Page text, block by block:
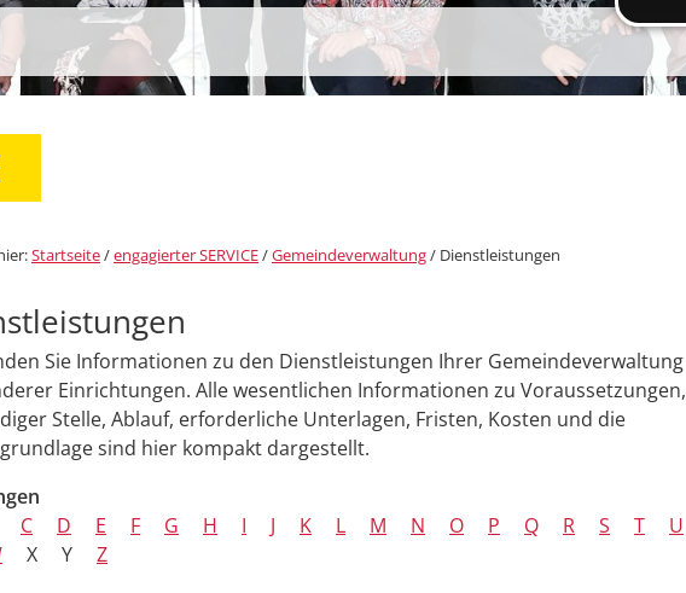
Startseite/engagierter SERVICE/Gemeindeverwaltung/ Dienstleistungen
Sie Informationen zu den Dienstleistungen Ihrer Gemeindeverwaltung
Einrichtungen. Alle wesentlichen Informationen zu Voraussetzungen,
Stelle, Ablauf, erforderliche Unterlagen, Fristen, Kosten und die
sind hier kompakt dargestellt.
C D E F G H I J K L M N O P Q R S T
U
X Y Z